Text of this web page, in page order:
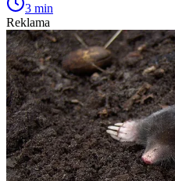
3 min
Reklama